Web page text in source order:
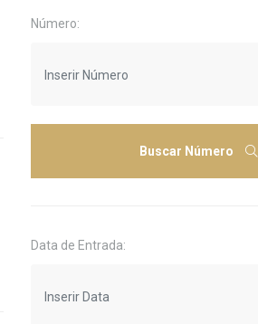
Número:
Buscar Número
Data de Entrada: